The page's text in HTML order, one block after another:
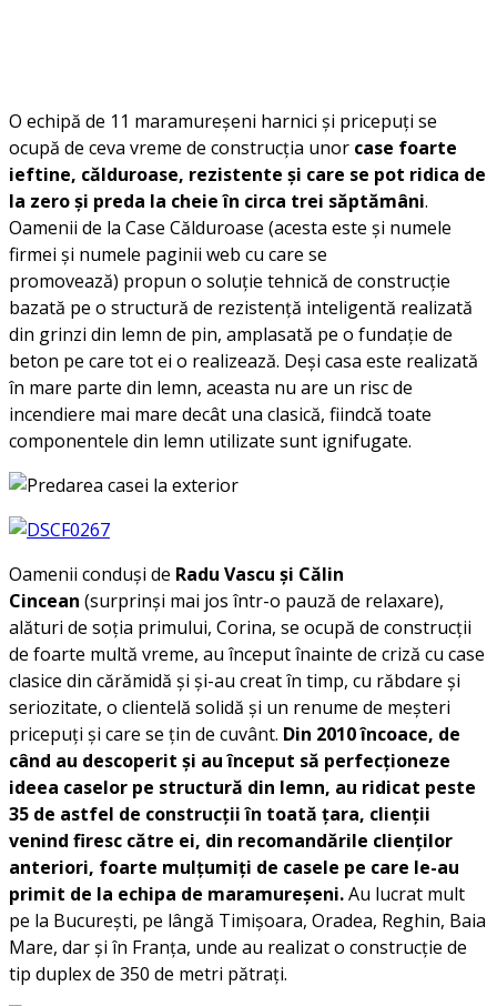
O echipă de 11 maramureșeni harnici și pricepuți se
ocupă de ceva vreme de construcția unor case foarte
ieftine, călduroase, rezistente și care se pot ridica de
la zero și preda la cheie în circa trei săptămâni.
Oamenii de la Case Călduroase (acesta este și numele
firmei și numele paginii web cu care se
promovează) propun o soluție tehnică de construcție
bazată pe o structură de rezistență inteligentă realizată
din grinzi din lemn de pin, amplasată pe o fundație de
beton pe care tot ei o realizează. Deși casa este realizată
în mare parte din lemn, aceasta nu are un risc de
incendiere mai mare decât una clasică, fiindcă toate
componentele din lemn utilizate sunt ignifugate.
Oamenii conduși de Radu Vascu și Călin
Cincean (surprinși mai jos într-o pauză de relaxare),
alături de soția primului, Corina, se ocupă de construcții
de foarte multă vreme, au început înainte de criză cu case
clasice din cărămidă și și-au creat în timp, cu răbdare și
seriozitate, o clientelă solidă și un renume de meșteri
pricepuți și care se țin de cuvânt. Din 2010 încoace, de
când au descoperit și au început să perfecționeze
ideea caselor pe structură din lemn, au ridicat peste
35 de astfel de construcții în toată țara, clienții
venind firesc către ei, din recomandările clienților
anteriori, foarte mulțumiți de casele pe care le-au
primit de la echipa de maramureșeni.Au lucrat mult
pe la București, pe lângă Timișoara, Oradea, Reghin, Baia
Mare, dar și în Franța, unde au realizat o construcție de
tip duplex de 350 de metri pătrați.